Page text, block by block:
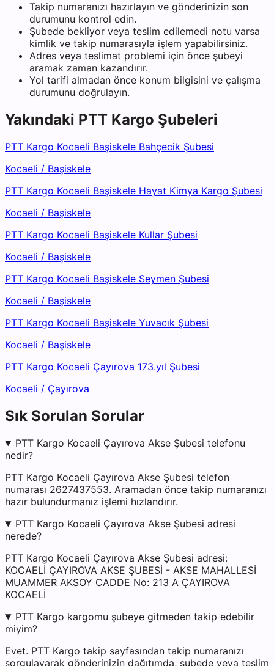
Takip numaranızı hazırlayın ve gönderinizin son
durumunu kontrol edin.
Şubede bekliyor veya teslim edilemedi notu varsa
kimlik ve takip numarasıyla işlem yapabilirsiniz.
Adres veya teslimat problemi için önce şubeyi
aramak zaman kazandırır.
Yol tarifi almadan önce konum bilgisini ve çalışma
durumunu doğrulayın.
Yakındaki PTT Kargo Şubeleri
PTT Kargo Kocaeli Başiskele Bahçecik Şubesi
Kocaeli / Başiskele
PTT Kargo Kocaeli Başiskele Hayat Kimya Kargo Şubesi
Kocaeli / Başiskele
PTT Kargo Kocaeli Başiskele Kullar Şubesi
Kocaeli / Başiskele
PTT Kargo Kocaeli Başiskele Seymen Şubesi
Kocaeli / Başiskele
PTT Kargo Kocaeli Başiskele Yuvacık Şubesi
Kocaeli / Başiskele
PTT Kargo Kocaeli Çayırova 173.yıl Şubesi
Kocaeli / Çayırova
Sık Sorulan Sorular
PTT Kargo Kocaeli Çayırova Akse Şubesi telefonu
nedir?
PTT Kargo Kocaeli Çayırova Akse Şubesi telefon
numarası 2627437553. Aramadan önce takip numaranızı
hazır bulundurmanız işlemi hızlandırır.
PTT Kargo Kocaeli Çayırova Akse Şubesi adresi
nerede?
PTT Kargo Kocaeli Çayırova Akse Şubesi adresi:
KOCAELİ ÇAYIROVA AKSE ŞUBESİ - AKSE MAHALLESİ
MUAMMER AKSOY CADDE No: 213 A ÇAYIROVA
KOCAELİ
PTT Kargo kargomu şubeye gitmeden takip edebilir
miyim?
Evet. PTT Kargo takip sayfasından takip numaranızı
sorgulayarak gönderinizin dağıtımda, şubede veya teslim